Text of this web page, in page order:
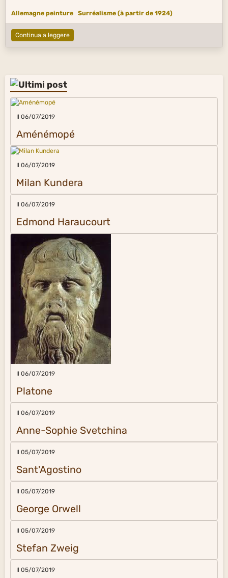
Allemagne peinture Surréalisme (à partir de 1924)
Continua a leggere
Il 06/07/2019
Aménémopé
Il 06/07/2019
Milan Kundera
Il 06/07/2019
Edmond Haraucourt
Il 06/07/2019
Platone
Il 06/07/2019
Anne-Sophie Svetchina
Il 05/07/2019
Sant'Agostino
Il 05/07/2019
George Orwell
Il 05/07/2019
Stefan Zweig
Il 05/07/2019